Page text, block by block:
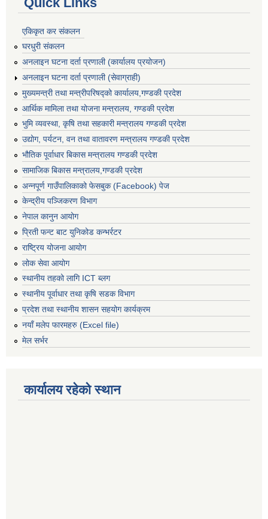
एकिकृत कर संकलन
घरधुरी संकलन
अनलाइन घटना दर्ता प्रणाली (कार्यालय प्रयोजन)
अनलाइन घटना दर्ता प्रणाली (सेवाग्राही)
मुख्यमन्त्री तथा मन्त्रीपरिषद्को कार्यालय,गण्डकी प्रदेश
आर्थिक मामिला तथा योजना मन्त्रालय, गण्डकी प्रदेश
भुमि व्यवस्था, कृषि तथा सहकारी मन्त्रालय गण्डकी प्रदेश
उद्योग, पर्यटन, वन तथा वातावरण मन्त्रालय गण्डकी प्रदेश
भौतिक पूर्वाधार बिकास मन्त्रालय गण्डकी प्रदेश
सामाजिक बिकास मन्त्रालय,गण्डकी प्रदेश
अन्नपूर्ण गाउँपालिकाको फेसबुक (Facebook) पेज
केन्द्रीय पञ्जिकरण विभाग
नेपाल कानुन आयोग
प्रिती फन्ट बाट युनिकोड कन्भर्रटर
राष्ट्रिय योजना आयोग
लोक सेवा आयोग
स्थानीय तहको लागि ICT ब्लग
स्थानीय पूर्वाधार तथा कृषि सडक विभाग
प्रदेश तथा स्थानीय शासन सहयोग कार्यक्रम
नयाँ मलेप फारमहरु (Excel file)
मेल सर्भर
कार्यालय रहेको स्थान